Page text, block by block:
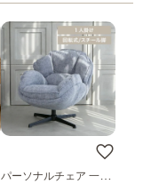
パーソナルチェア 一人